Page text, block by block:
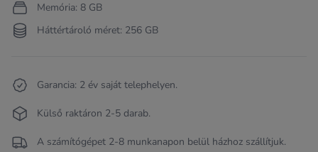
Memória: 8 GB
Háttértároló méret: 256 GB
Garancia: 2 év saját telephelyen.
Külső raktáron 2-5 darab.
A számítógépet 2-8 munkanapon belül házhoz szállítjuk.